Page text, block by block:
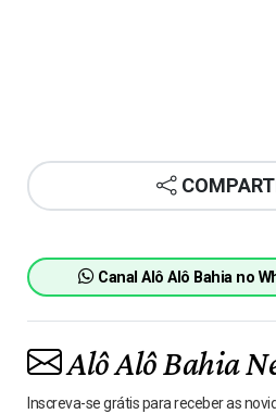
Canal Alô Alô Bahia no
Alô Alô Bahia
Inscreva-se grátis para receber as